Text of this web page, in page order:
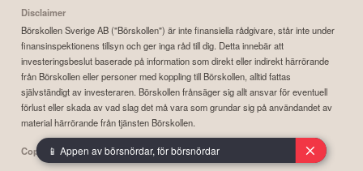
Disclaimer
Börskollen Sverige AB ("Börskollen") är inte finansiella rådgivare, står inte under
finansinspektionens tillsyn och ger inga råd till dig. Detta innebär att
investeringsbeslut baserade på information som direkt eller indirekt härrörande
från Börskollen eller personer med koppling till Börskollen, alltid fattas
självständigt av investeraren. Börskollen frånsäger sig allt ansvar för eventuell
förlust eller skada av vad slag det må vara som grundar sig på användandet av
material härrörande från tjänsten Börskollen.
Copyright ©2026Börskollen Sverige AB. All rights reserved.
📱 Appen av börsnördar, för börsnördar